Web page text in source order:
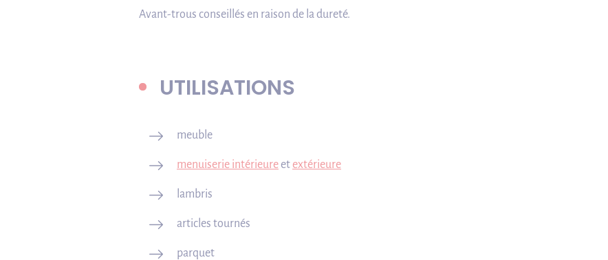
Avant-trous conseillés en raison de la dureté.
UTILISATIONS
meuble
menuiserie intérieure et extérieure
lambris
articles tournés
parquet